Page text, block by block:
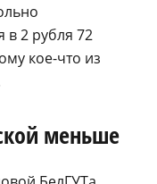
в 2 рубля 72
кое-что из
меньше